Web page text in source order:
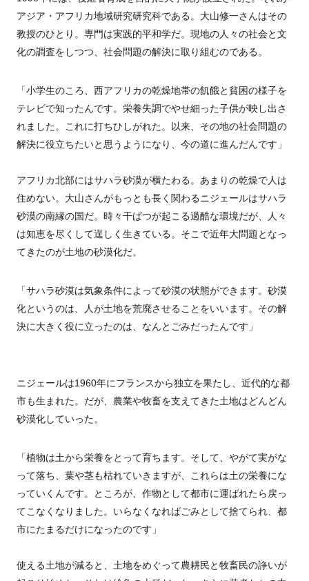
アジア・アフリカ地域研究研究科である。大山修一さんはその
教授のひとり。専門は実践的平和学だ。現地の人々の社会と文
化の調査をしつつ、社会問題の解決に取り組むのである。
「小学生のころ、西アフリカの乾燥地帯の飢餓と貧困の様子を
テレビで知ったんです。栄養失調でやせ細った子供が映し出さ
れました。これに打ちひしがれた。以来、その地の社会問題の
解決に役立ちたいと思うようになり、今の道に進んだんです」
アフリカ北部にはサハラ砂漠が横たわる。あまりの乾燥で人は
住めない。大山さんがもっとも長く関わるニジェールはサハラ
砂漠の南縁の国だ。時々干ばつが起こる過酷な環境だが、人々
は知恵を尽くして逞しく生きている。そこで近年大問題となっ
てきたのが土地の砂漠化だ。
「サハラ砂漠は気象条件によって砂漠の状態ができます。砂漠
化というのは、人が土地を荒廃させることをいいます。その解
決に大きく役に立ったのは、なんとごみだったんです」
ニジェールは1960年にフランスから独立を果たし、近代的な都
市も生まれた。だが、農業や牧畜を支えてきた土地はどんどん
砂漠化していった。
「植物は土から栄養をとって育ちます。そして、やがて実がな
って落ち、葉や茎も枯れていきますが、これらは土の栄養にな
っていくんです。ところが、作物として都市に運ばれたら戻っ
てこなくなりました。いらなくなればごみとして捨てられ、都
市にたまるだけになったのです」
使える土地が減ると、土地をめぐって農耕民と牧畜民の諍いが